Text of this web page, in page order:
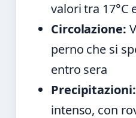
valori tra 17°C
Circolazione:
perno che si
entro sera
Precipitazioni:
intenso, con